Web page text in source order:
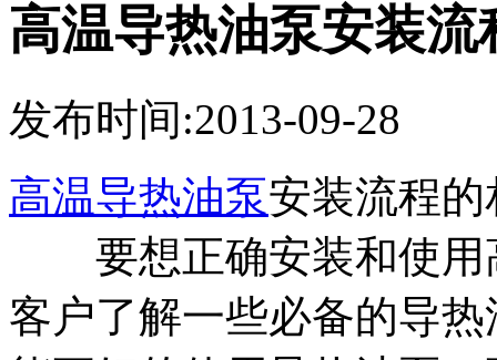
高温导热油泵安装
发布时间:2013-09-28
高温导热油泵安装流程
要想正确安装和使用
客户了解一些必备的导